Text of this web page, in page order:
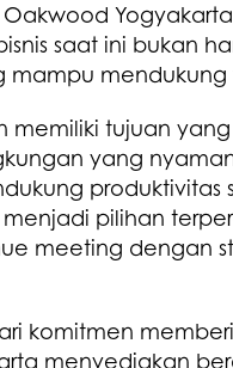
saat ini bukan
memiliki tujuan
yang
pilihan
meeting dengan
komitmen
menyediakan